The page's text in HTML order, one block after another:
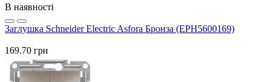
В наявності
Заглушка Schneider Electric Asfora Бронза (EPH5600169)
169.70 грн